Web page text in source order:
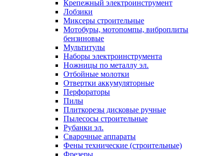
Крепежный электроинструмент
Лобзики
Миксеры строительные
Мотобуры, мотопомпы, виброплиты
бензиновые
Мультитулы
Наборы электроинструмента
Ножницы по металлу эл.
Отбойные молотки
Отвертки аккумуляторные
Перфораторы
Пилы
Плиткорезы дисковые ручные
Пылесосы строительные
Рубанки эл.
Сварочные аппараты
Фены технические (строительные)
Фрезеры